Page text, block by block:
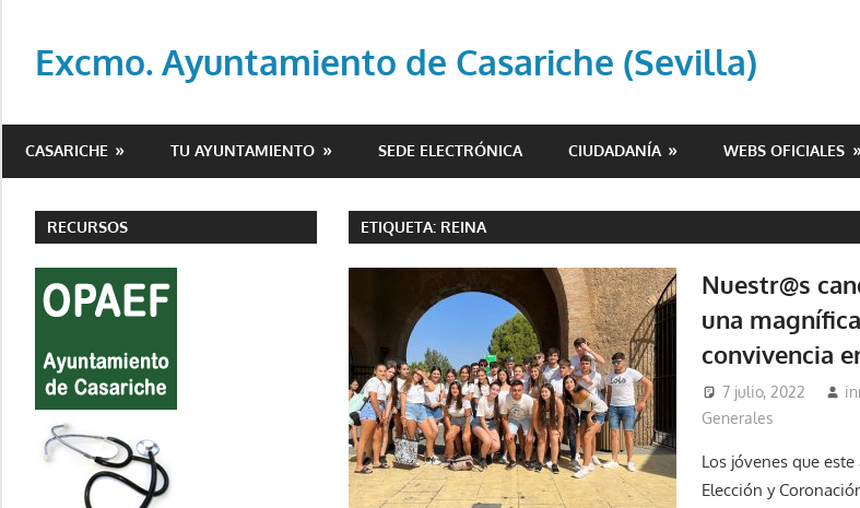
contenido
Excmo. Ayuntamiento de Casariche (Sevilla)
del
de
Casariche
CASARICHE TU AYUNTAMIENTO SEDE ELECTRÓNICA CIUDADANÍA WEBS OFICIALES
ETIQUETA: REINA
Nuestr@s
una
convivencia
7 julio, 2022
Generales
Los jóvenes que
Elección y
RECURSOS